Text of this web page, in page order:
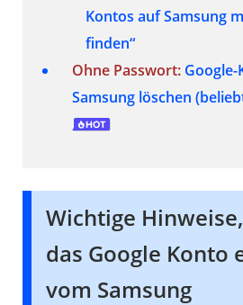
Kontos auf Samsung
finden“
Ohne Passwort:
Samsung löschen
Wichtige
das Google Konto
vom Samsung